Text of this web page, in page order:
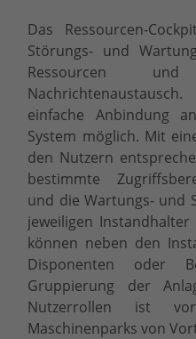
Das Ressourcen-
Störungs- und
Ressourcen
einfache Anbindung
System möglich. Mit
den Nutzern
bestimmte
und die Wartungs- und
jeweiligen
können neben den
Disponenten oder
Gruppierung der
Nutzerrollen ist
Maschinenparks von